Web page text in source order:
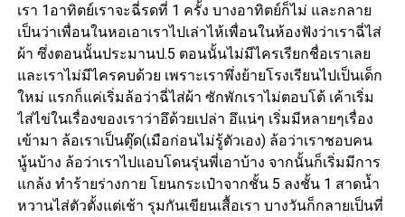
เรา 1อาทิตย์เราจะฉี่รดที่ 1 ครั้ง บางอาทิตย์ก็ไม่ และกลาย
เป็นว่าเพื่อนในหอเอาเราไปเล่าไห้เพื่อนในห้องฟังว่าเราฉี่ไส่
ผ้า ซึ่งตอนนั้นประมานป.5 ตอนนั้นไม่มีไครเรียกชื่อเราเลย
และเราไม่มีไครคบด้วย เพราะเราพึ่งย้ายโรงเรียนไปเป็นเด็ก
ใหม่ แรกก็แค่เริ่มล้อว่าฉี่ไส่ผ้า ซักพักเราไม่ตอบโต้ เค้าเริ่ม
ไส่ไข่ในเรื่องของเราว่าอึด้วยเปล่า อึแน่ๆ เริ่มมีหลายๆเรื่อง
เข้ามา ล้อเราเป็นตุ๊ด(เมือก่อนไม่รู้ตัวเอง) ล้อว่าเราชอบคน
นู้นบ้าง ล้อว่าเราไปแอบโดนรุ่นพี่เอาบ้าง จากนั้นก็เริ่มมีการ
แกล้ง ทำร้ายร่างกาย โยนกระเป๋าจากชั้น 5 ลงชั้น 1 สาดน้ำ
หวานไส่ตัวตั้งแต่เช้า รุมกันเขียนเสื้อเรา บางวันก็กลายเป็นที่